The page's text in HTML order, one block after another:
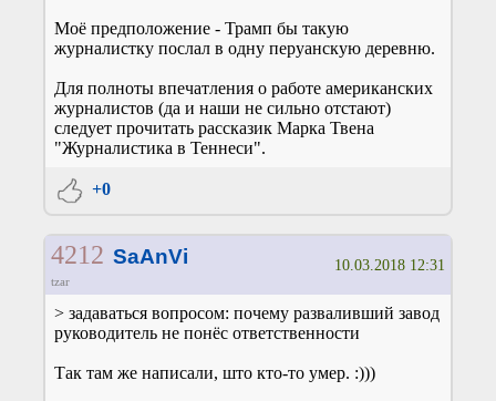
Моё предположение - Трамп бы такую
журналистку послал в одну перуанскую деревню.
Для полноты впечатления о работе американских
журналистов (да и наши не сильно отстают)
следует прочитать рассказик Марка Твена
"Журналистика в Теннеси".
+0
4212 SaAnVi
tzar
10.03.2018 12:31
> задаваться вопросом: почему разваливший завод
руководитель не понёс ответственности
Так там же написали, што кто-то умер. :)))